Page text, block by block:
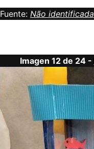
Fuente: Não identificada
Imagen 12 de 24 -